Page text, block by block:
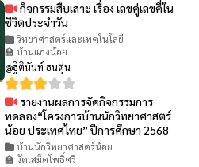
กิจกรรมสืบเสาะ เรื่อง เลขคู่เลขคี่ใน
ชีวิตประจำวัน
วิทยาศาสตร์และเทคโนโลยี
🏫 บ้านแก่งน้อย
@ฐิตินันท์ ธนตุ่น
รายงานผลการจัดกิจกรรมการ
ทดลอง“โครงการบ้านนักวิทยาศาสตร์
น้อย ประเทศไทย” ปีการศึกษา 2568
บ้านนักวิทยาศาสตร์น้อย
🏫 วัดเสม็ดโพธิ์ศรี